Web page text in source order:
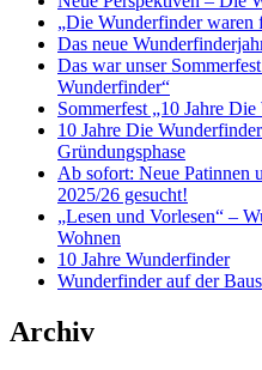
„Die Wunderfinder waren
Das neue
Das war unser
Wunderfinder“
Sommerfest „10 Jahre
10 Jahre Die
Gründungsphase
Ab sofort: Neue Patinnen
2025/26 gesucht!
„Lesen und Vorlesen“ –
Wohnen
10 Jahre Wunderfinder
Wunderfinder auf der
Archiv